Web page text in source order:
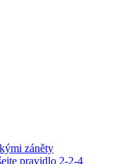
záněty
pravidlo 2-2-4